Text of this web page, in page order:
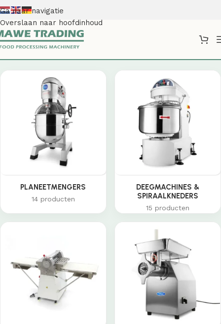
Ga naar navigatie
Overslaan naar hoofdinhoud
PLANEETMENGERS
14 producten
DEEGMACHINES &
SPIRAALKNEDERS
15 producten